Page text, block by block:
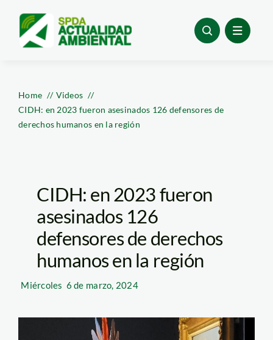
content
Home
Videos
CIDH: en 2023 fueron asesinados 126 defensores de
derechos humanos en la región
CIDH: en 2023 fueron
asesinados 126
defensores de derechos
humanos en la región
Miércoles 6 de marzo, 2024